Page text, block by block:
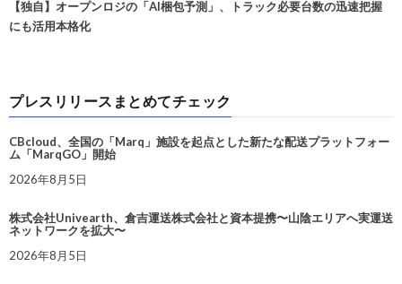
【独自】オープンロジの「AI梱包予測」、トラック必要台数の迅速把握
にも活用本格化
プレスリリースまとめてチェック
CBcloud、全国の「Marq」施設を起点とした新たな配送プラットフォー
ム「MarqGO」開始
2026年8月5日
株式会社Univearth、倉吉運送株式会社と資本提携〜山陰エリアへ実運送
ネットワークを拡大〜
2026年8月5日